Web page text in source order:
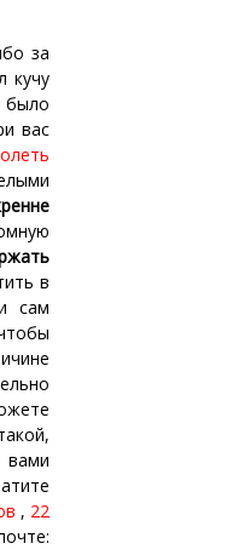
за
кучу
было
вас
в
сам
, 22